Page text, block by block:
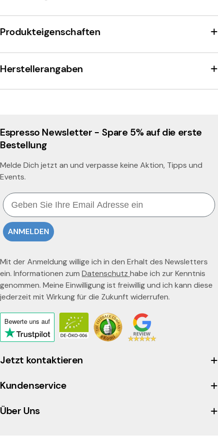
Produkteigenschaften
Herstellerangaben
Jetzt kontaktieren
Kundenservice
Über Uns
Espresso Newsletter - Spare 5% auf die erste
Bestellung
Melde Dich jetzt an und verpasse keine Aktion, Tipps und
Events.
Email
ANMELDEN
Mit der Anmeldung willige ich in den Erhalt des Newsletters
ein. Informationen zum Datenschutz habe ich zur Kenntnis
genommen. Meine Einwilligung ist freiwillig und ich kann diese
jederzeit mit Wirkung für die Zukunft widerrufen.
Bewerte uns auf
Click
to
view
company's
profile